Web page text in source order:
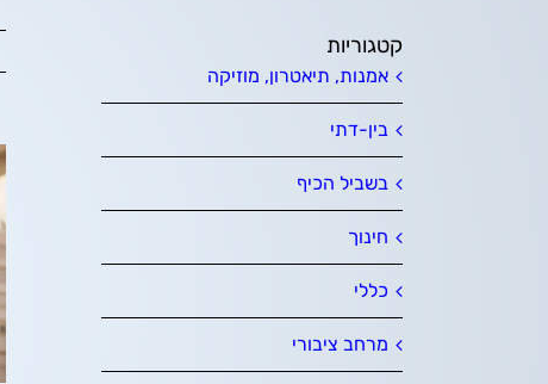
קטגוריות
אמנות, תיאטרון, מוזיקה
בין-דתי
בשביל הכיף
חינוך
כללי
מרחב ציבורי